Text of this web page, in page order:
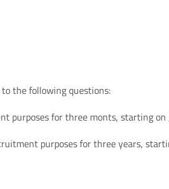
to the following questions:
purposes for three monts, starting on
purposes for three years,